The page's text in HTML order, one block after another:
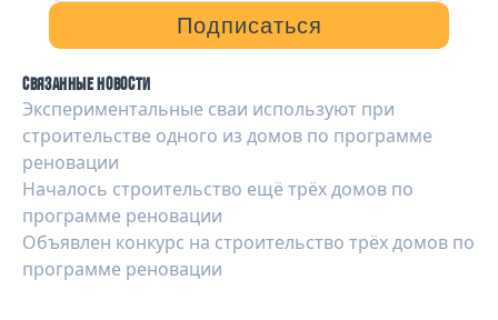
Подписаться
Связанные новости
Экспериментальные сваи используют при
строительстве одного из домов по программе
реновации
Началось строительство ещё трёх домов по
программе реновации
Объявлен конкурс на строительство трёх домов по
программе реновации